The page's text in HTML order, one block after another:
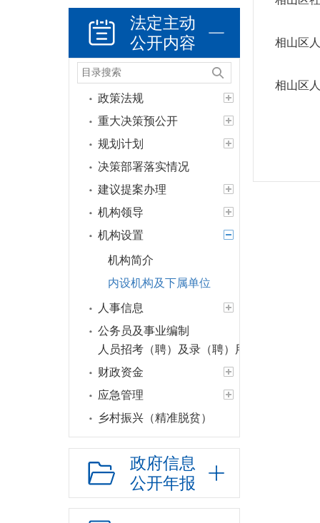
法定主动
公开内容
政策法规
重大决策预公开
规划计划
决策部署落实情况
建议提案办理
机构领导
机构设置
机构简介
内设机构及下属单位
人事信息
公务员及事业编制
人员招考（聘）及录（聘）用信息
财政资金
应急管理
乡村振兴（精准脱贫）
权责清单和动态调
整情况
公共服务和中介服务
政府信息
公开年报
相山区
相山区